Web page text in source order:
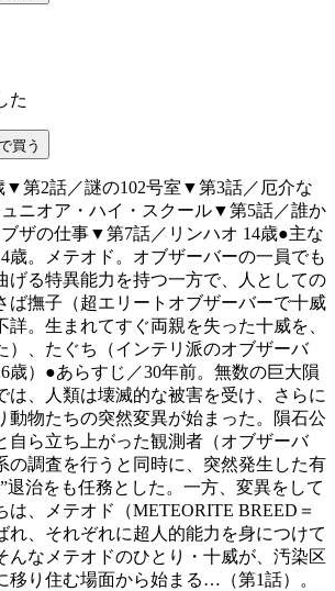
た
買う
▼第2話／謎の102号室▼第3話／厄介な
ニオア・ハイ・スクール▼第5話／誰か
ザの仕事▼第7話／リンハオ 14歳●主な
歳。メテオド。オブザーバーの一員でも
げる特異能力を持つ一方で、人としての
ば撫子（超エリートオブザーバーで十威
詳。生まれてすぐ両親を失った十威を、
）、たぐち（インテリ派のオブザーバ
歳）●あらすじ／30年前。無数の巨大隕
は、人類は壊滅的な被害を受け、さらに
動物たちの突然変異が始まった。隕石公
自ら立ち上がった観測者（オブザーバ
の調査を行うと同時に、突然発生した有
退治をも任務とした。一方、変異をして
は、メテオド（METEORITE BREED＝
れ、それぞれに超人的能力を身につけて
んなメテオドのひとり・十威が、汚染区
移り住む場面から始まる…（第1話）。